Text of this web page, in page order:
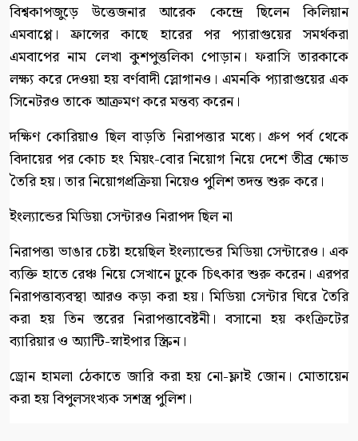
বিশ্বকাপজুড়ে উত্তেজনার আরেক কেন্দ্রে ছিলেন কিলিয়ান
এমবাপ্পে। ফ্রান্সের কাছে হারের পর প্যারাগুয়ের সমর্থকরা
এমবাপের নাম লেখা কুশপুত্তলিকা পোড়ান। ফরাসি তারকাকে
লক্ষ্য করে দেওয়া হয় বর্ণবাদী স্লোগানও। এমনকি প্যারাগুয়ের এক
সিনেটরও তাকে আক্রমণ করে মন্তব্য করেন।
দক্ষিণ কোরিয়াও ছিল বাড়তি নিরাপত্তার মধ্যে। গ্রুপ পর্ব থেকে
বিদায়ের পর কোচ হং মিয়ং-বোর নিয়োগ নিয়ে দেশে তীব্র ক্ষোভ
তৈরি হয়। তার নিয়োগপ্রক্রিয়া নিয়েও পুলিশ তদন্ত শুরু করে।
ইংল্যান্ডের মিডিয়া সেন্টারও নিরাপদ ছিল না
নিরাপত্তা ভাঙার চেষ্টা হয়েছিল ইংল্যান্ডের মিডিয়া সেন্টারেও। এক
ব্যক্তি হাতে রেঞ্চ নিয়ে সেখানে ঢুকে চিৎকার শুরু করেন। এরপর
নিরাপত্তাব্যবস্থা আরও কড়া করা হয়। মিডিয়া সেন্টার ঘিরে তৈরি
করা হয় তিন স্তরের নিরাপত্তাবেষ্টনী। বসানো হয় কংক্রিটের
ব্যারিয়ার ও অ্যান্টি-স্নাইপার স্ক্রিন।
ড্রোন হামলা ঠেকাতে জারি করা হয় নো-ফ্লাই জোন। মোতায়েন
করা হয় বিপুলসংখ্যক সশস্ত্র পুলিশ।